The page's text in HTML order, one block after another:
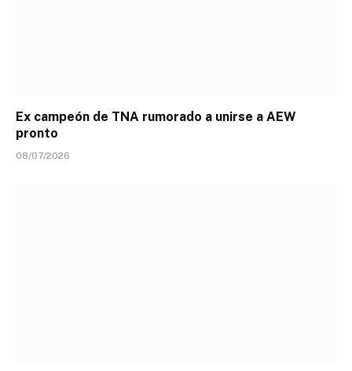
Ex campeón de TNA rumorado a unirse a AEW
pronto
08/07/2026